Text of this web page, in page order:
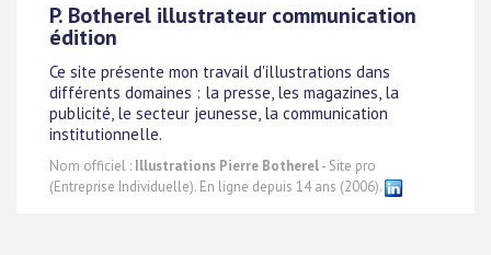
P. Botherel illustrateur communication
édition
Ce site présente mon travail d'illustrations dans
différents domaines : la presse, les magazines, la
publicité, le secteur jeunesse, la communication
institutionnelle.
Nom officiel : Illustrations Pierre Botherel- Site pro
(Entreprise Individuelle). En ligne depuis 14 ans (2006).